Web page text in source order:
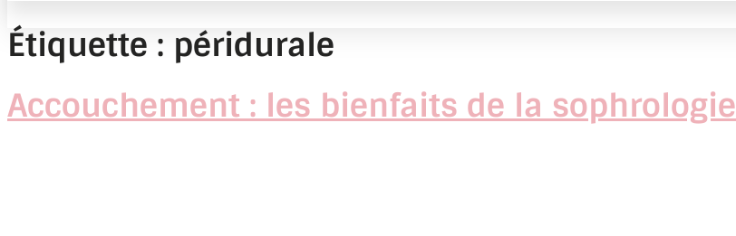
Étiquette : péridurale
Accouchement : les bienfaits de la sophrologie